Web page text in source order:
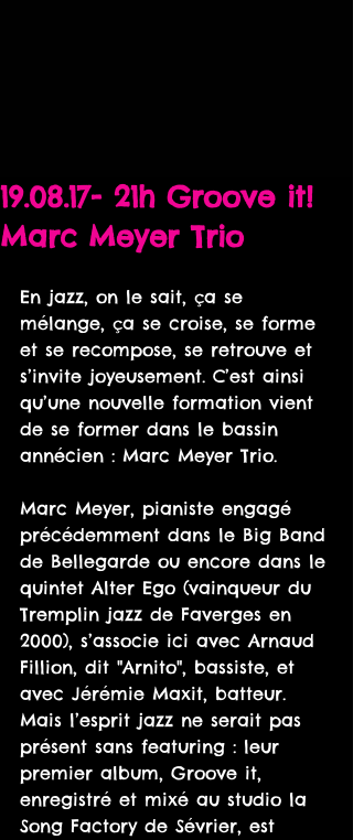
19.08.17- 21h Groove it!
Marc Meyer Trio
En jazz, on le sait, ça se
mélange, ça se croise, se forme
et se recompose, se retrouve et
s’invite joyeusement. C’est ainsi
qu’une nouvelle formation vient
de se former dans le bassin
annécien : Marc Meyer Trio.
Marc Meyer, pianiste engagé
précédemment dans le Big Band
de Bellegarde ou encore dans le
quintet Alter Ego (vainqueur du
Tremplin jazz de Faverges en
2000), s’associe ici avec Arnaud
Fillion, dit "Arnito", bassiste, et
avec Jérémie Maxit, batteur.
Mais l’esprit jazz ne serait pas
présent sans featuring : leur
premier album, Groove it,
enregistré et mixé au studio la
Song Factory de Sévrier, est